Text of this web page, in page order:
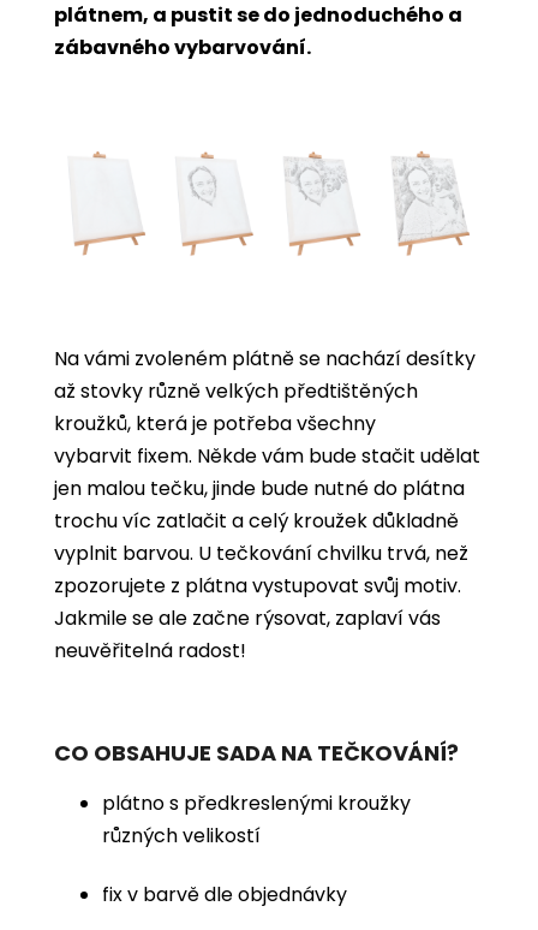
plátnem, a pustit se do jednoduchého a
zábavného vybarvování.
Na vámi zvoleném plátně se nachází desítky
až stovky různě velkých předtištěných
kroužků, která je potřeba všechny
vybarvit fixem. Někde vám bude stačit udělat
jen malou tečku, jinde bude nutné do plátna
trochu víc zatlačit a celý kroužek důkladně
vyplnit barvou. U tečkování chvilku trvá, než
zpozorujete z plátna vystupovat svůj motiv.
Jakmile se ale začne rýsovat, zaplaví vás
neuvěřitelná radost!
CO OBSAHUJE SADA NA TEČKOVÁNÍ?
plátno s předkreslenými kroužky
různých velikostí
fix v barvě dle objednávky